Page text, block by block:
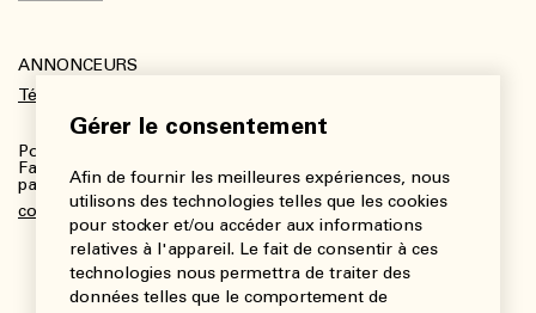
Gérer le consentement
Afin de fournir les meilleures expériences, nous
utilisons des technologies telles que les cookies
pour stocker et/ou accéder aux informations
relatives à l'appareil. Le fait de consentir à ces
technologies nous permettra de traiter des
données telles que le comportement de
ANNONCEURS
Télécharger le kit média
Pour plus de renseignements :
Fanny Charbonneau, Responsable des communications,
partenariats et publicités
communications@viedesarts.com